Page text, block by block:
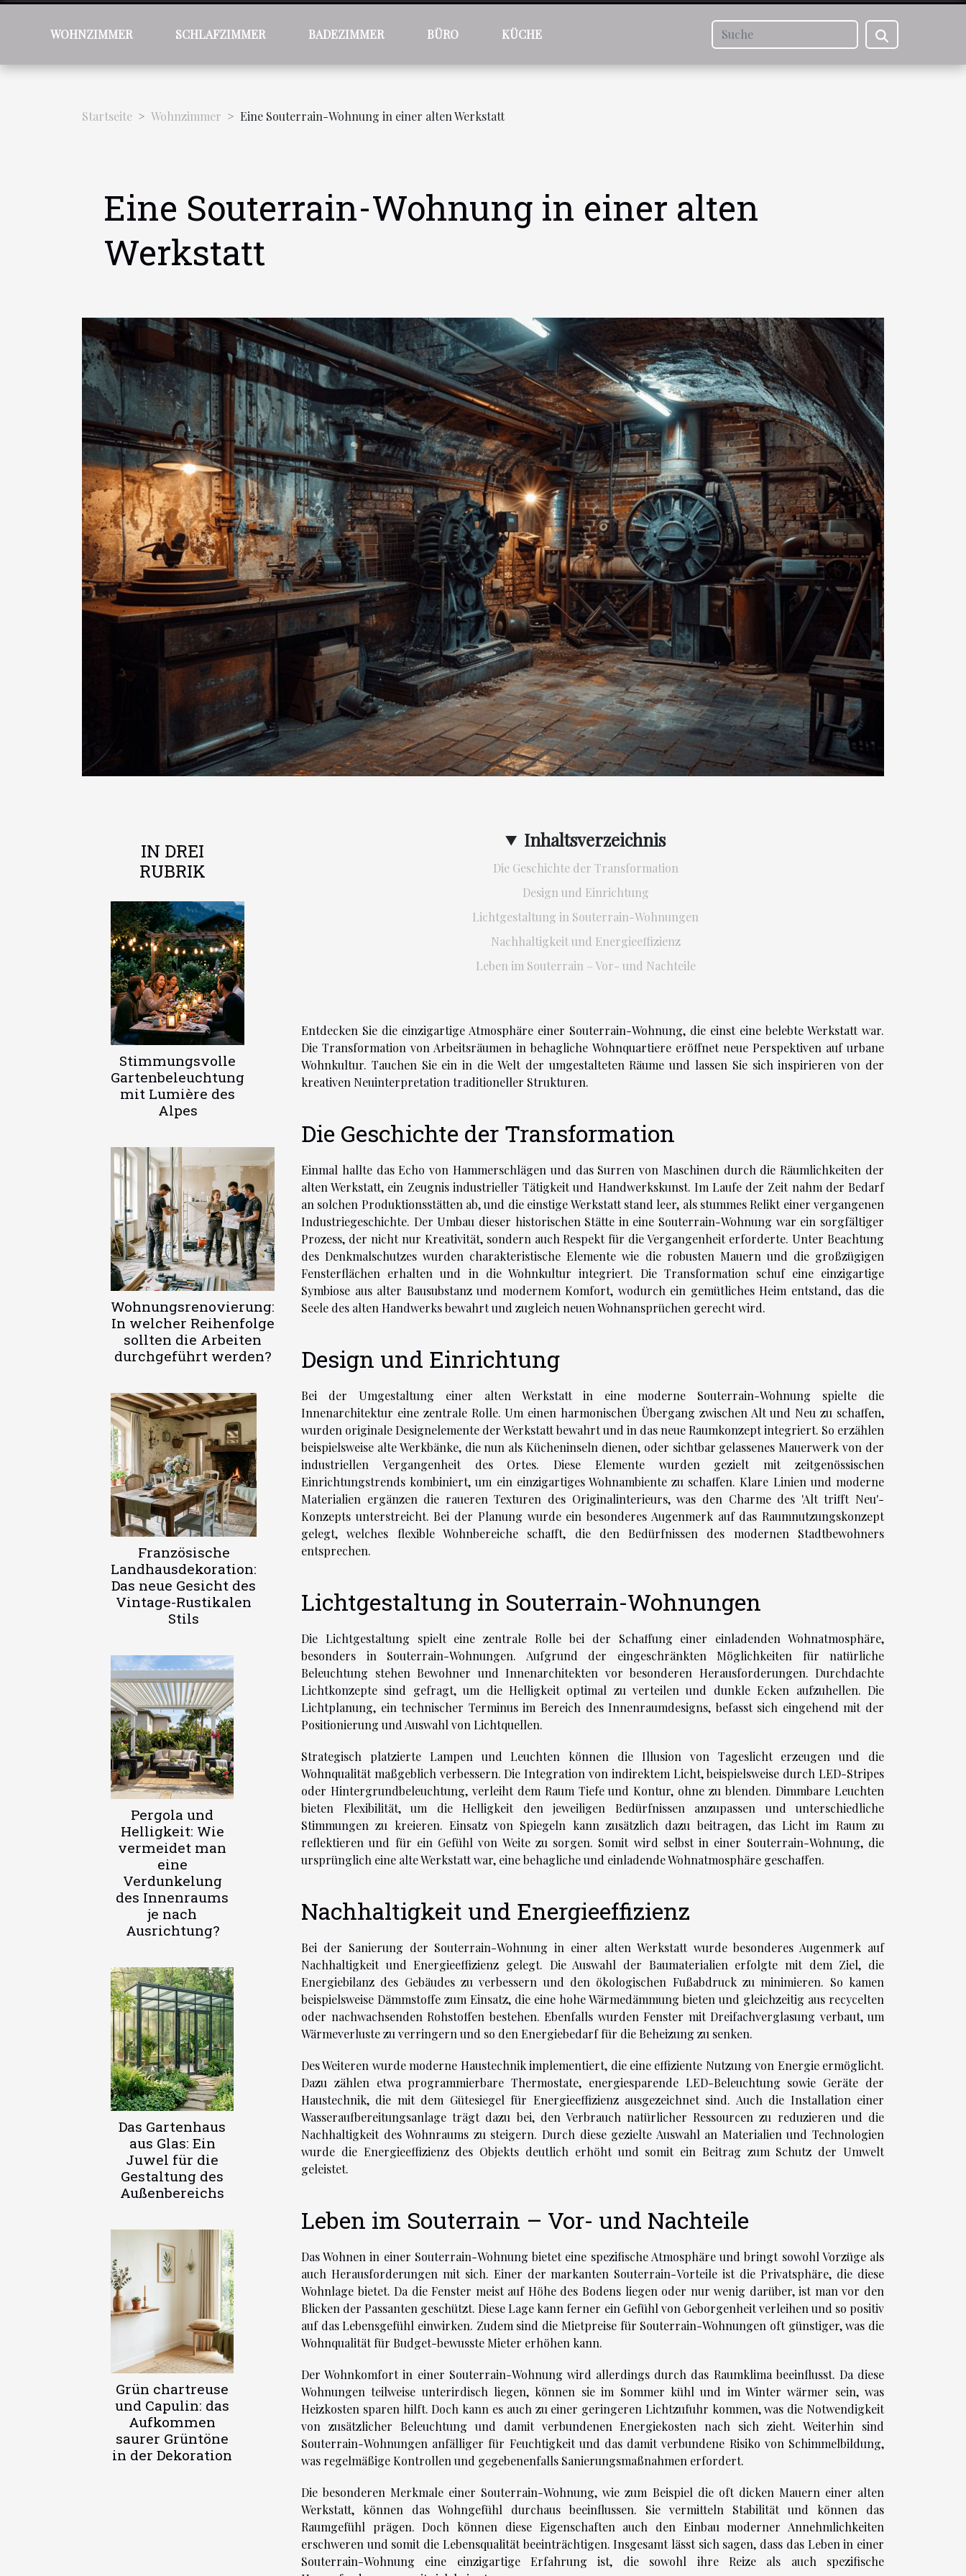
WOHNZIMMER SCHLAFZIMMER BADEZIMMER BÜRO KÜCHE
Startseite Wohnzimmer Eine Souterrain-Wohnung in einer alten Werkstatt
Eine Souterrain-Wohnung in einer alten
Werkstatt
IN DREI
RUBRIK
Stimmungsvolle
Gartenbeleuchtung
mit Lumière des
Alpes
Wohnungsrenovierung:
In welcher Reihenfolge
sollten die Arbeiten
durchgeführt werden?
Französische
Landhausdekoration:
Das neue Gesicht des
Vintage-Rustikalen
Stils
Pergola und
Helligkeit: Wie
vermeidet man
eine
Verdunkelung
des Innenraums
je nach
Ausrichtung?
Das Gartenhaus
aus Glas: Ein
Juwel für die
Gestaltung des
Außenbereichs
Grün chartreuse
und Capulin: das
Aufkommen
saurer Grüntöne
in der Dekoration
Inhaltsverzeichnis
Die Geschichte der Transformation
Design und Einrichtung
Lichtgestaltung in Souterrain-Wohnungen
Nachhaltigkeit und Energieeffizienz
Leben im Souterrain – Vor- und Nachteile
Entdecken Sie die einzigartige Atmosphäre einer Souterrain-Wohnung, die einst eine belebte Werkstatt war.
Die Transformation von Arbeitsräumen in behagliche Wohnquartiere eröffnet neue Perspektiven auf urbane
Wohnkultur. Tauchen Sie ein in die Welt der umgestalteten Räume und lassen Sie sich inspirieren von der
kreativen Neuinterpretation traditioneller Strukturen.
Die Geschichte der Transformation
Einmal hallte das Echo von Hammerschlägen und das Surren von Maschinen durch die Räumlichkeiten der
alten Werkstatt, ein Zeugnis industrieller Tätigkeit und Handwerkskunst. Im Laufe der Zeit nahm der Bedarf
an solchen Produktionsstätten ab, und die einstige Werkstatt stand leer, als stummes Relikt einer vergangenen
Industriegeschichte. Der Umbau dieser historischen Stätte in eine Souterrain-Wohnung war ein sorgfältiger
Prozess, der nicht nur Kreativität, sondern auch Respekt für die Vergangenheit erforderte. Unter Beachtung
des Denkmalschutzes wurden charakteristische Elemente wie die robusten Mauern und die großzügigen
Fensterflächen erhalten und in die Wohnkultur integriert. Die Transformation schuf eine einzigartige
Symbiose aus alter Bausubstanz und modernem Komfort, wodurch ein gemütliches Heim entstand, das die
Seele des alten Handwerks bewahrt und zugleich neuen Wohnansprüchen gerecht wird.
Design und Einrichtung
Bei der Umgestaltung einer alten Werkstatt in eine moderne Souterrain-Wohnung spielte die
Innenarchitektur eine zentrale Rolle. Um einen harmonischen Übergang zwischen Alt und Neu zu schaffen,
wurden originale Designelemente der Werkstatt bewahrt und in das neue Raumkonzept integriert. So erzählen
beispielsweise alte Werkbänke, die nun als Kücheninseln dienen, oder sichtbar gelassenes Mauerwerk von der
industriellen Vergangenheit des Ortes. Diese Elemente wurden gezielt mit zeitgenössischen
Einrichtungstrends kombiniert, um ein einzigartiges Wohnambiente zu schaffen. Klare Linien und moderne
Materialien ergänzen die raueren Texturen des Originalinterieurs, was den Charme des 'Alt trifft Neu'-
Konzepts unterstreicht. Bei der Planung wurde ein besonderes Augenmerk auf das Raumnutzungskonzept
gelegt, welches flexible Wohnbereiche schafft, die den Bedürfnissen des modernen Stadtbewohners
entsprechen.
Lichtgestaltung in Souterrain-Wohnungen
Die Lichtgestaltung spielt eine zentrale Rolle bei der Schaffung einer einladenden Wohnatmosphäre,
besonders in Souterrain-Wohnungen. Aufgrund der eingeschränkten Möglichkeiten für natürliche
Beleuchtung stehen Bewohner und Innenarchitekten vor besonderen Herausforderungen. Durchdachte
Lichtkonzepte sind gefragt, um die Helligkeit optimal zu verteilen und dunkle Ecken aufzuhellen. Die
Lichtplanung, ein technischer Terminus im Bereich des Innenraumdesigns, befasst sich eingehend mit der
Positionierung und Auswahl von Lichtquellen.
Strategisch platzierte Lampen und Leuchten können die Illusion von Tageslicht erzeugen und die
Wohnqualität maßgeblich verbessern. Die Integration von indirektem Licht, beispielsweise durch LED-Stripes
oder Hintergrundbeleuchtung, verleiht dem Raum Tiefe und Kontur, ohne zu blenden. Dimmbare Leuchten
bieten Flexibilität, um die Helligkeit den jeweiligen Bedürfnissen anzupassen und unterschiedliche
Stimmungen zu kreieren. Einsatz von Spiegeln kann zusätzlich dazu beitragen, das Licht im Raum zu
reflektieren und für ein Gefühl von Weite zu sorgen. Somit wird selbst in einer Souterrain-Wohnung, die
ursprünglich eine alte Werkstatt war, eine behagliche und einladende Wohnatmosphäre geschaffen.
Nachhaltigkeit und Energieeffizienz
Bei der Sanierung der Souterrain-Wohnung in einer alten Werkstatt wurde besonderes Augenmerk auf
Nachhaltigkeit und Energieeffizienz gelegt. Die Auswahl der Baumaterialien erfolgte mit dem Ziel, die
Energiebilanz des Gebäudes zu verbessern und den ökologischen Fußabdruck zu minimieren. So kamen
beispielsweise Dämmstoffe zum Einsatz, die eine hohe Wärmedämmung bieten und gleichzeitig aus recycelten
oder nachwachsenden Rohstoffen bestehen. Ebenfalls wurden Fenster mit Dreifachverglasung verbaut, um
Wärmeverluste zu verringern und so den Energiebedarf für die Beheizung zu senken.
Des Weiteren wurde moderne Haustechnik implementiert, die eine effiziente Nutzung von Energie ermöglicht.
Dazu zählen etwa programmierbare Thermostate, energiesparende LED-Beleuchtung sowie Geräte der
Haustechnik, die mit dem Gütesiegel für Energieeffizienz ausgezeichnet sind. Auch die Installation einer
Wasseraufbereitungsanlage trägt dazu bei, den Verbrauch natürlicher Ressourcen zu reduzieren und die
Nachhaltigkeit des Wohnraums zu steigern. Durch diese gezielte Auswahl an Materialien und Technologien
wurde die Energieeffizienz des Objekts deutlich erhöht und somit ein Beitrag zum Schutz der Umwelt
geleistet.
Leben im Souterrain – Vor- und Nachteile
Das Wohnen in einer Souterrain-Wohnung bietet eine spezifische Atmosphäre und bringt sowohl Vorzüge als
auch Herausforderungen mit sich. Einer der markanten Souterrain-Vorteile ist die Privatsphäre, die diese
Wohnlage bietet. Da die Fenster meist auf Höhe des Bodens liegen oder nur wenig darüber, ist man vor den
Blicken der Passanten geschützt. Diese Lage kann ferner ein Gefühl von Geborgenheit verleihen und so positiv
auf das Lebensgefühl einwirken. Zudem sind die Mietpreise für Souterrain-Wohnungen oft günstiger, was die
Wohnqualität für Budget-bewusste Mieter erhöhen kann.
Der Wohnkomfort in einer Souterrain-Wohnung wird allerdings durch das Raumklima beeinflusst. Da diese
Wohnungen teilweise unterirdisch liegen, können sie im Sommer kühl und im Winter wärmer sein, was
Heizkosten sparen hilft. Doch kann es auch zu einer geringeren Lichtzufuhr kommen, was die Notwendigkeit
von zusätzlicher Beleuchtung und damit verbundenen Energiekosten nach sich zieht. Weiterhin sind
Souterrain-Wohnungen anfälliger für Feuchtigkeit und das damit verbundene Risiko von Schimmelbildung,
was regelmäßige Kontrollen und gegebenenfalls Sanierungsmaßnahmen erfordert.
Die besonderen Merkmale einer Souterrain-Wohnung, wie zum Beispiel die oft dicken Mauern einer alten
Werkstatt, können das Wohngefühl durchaus beeinflussen. Sie vermitteln Stabilität und können das
Raumgefühl prägen. Doch können diese Eigenschaften auch den Einbau moderner Annehmlichkeiten
erschweren und somit die Lebensqualität beeinträchtigen. Insgesamt lässt sich sagen, dass das Leben in einer
Souterrain-Wohnung eine einzigartige Erfahrung ist, die sowohl ihre Reize als auch spezifische